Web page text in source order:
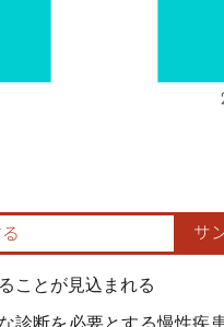
ことが見込まれる